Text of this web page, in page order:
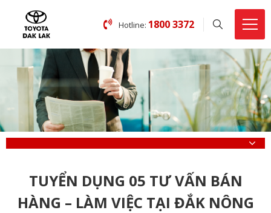
Hotline: 1800 3372
TUYỂN DỤNG 05 TƯ VẤN BÁN
HÀNG – LÀM VIỆC TẠI ĐẮK NÔNG